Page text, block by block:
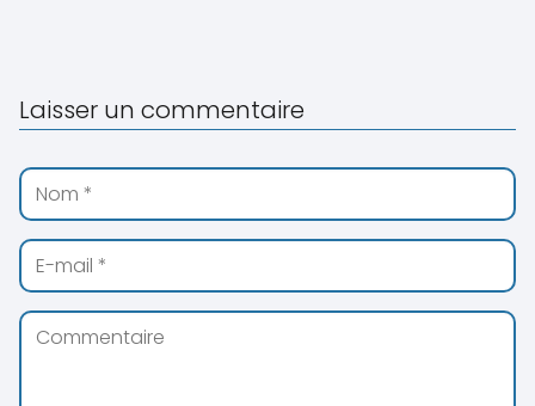
Laisser un commentaire